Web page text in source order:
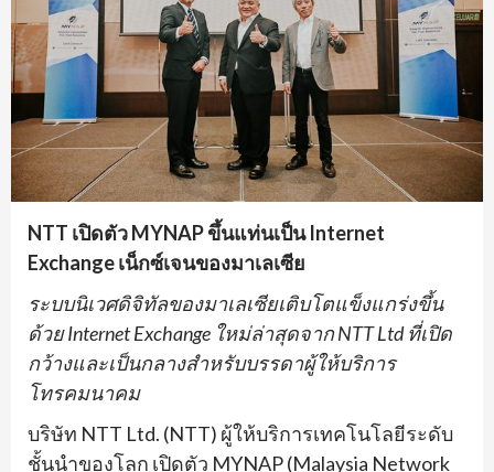
NTT เปิดตัว MYNAP ขึ้นแท่นเป็น Internet
Exchange เน็กซ์เจนของมาเลเซีย
ระบบนิเวศดิจิทัลของมาเลเซียเติบโตแข็งแกร่งขึ้น
ด้วยInternet Exchange ใหม่ล่าสุดจาก NTT Ltd ที่เปิด
กว้างและเป็นกลางสำหรับบรรดาผู้ให้บริการ
โทรคมนาคม
บริษัท NTT Ltd. (NTT) ผู้ให้บริการเทคโนโลยีระดับ
ชั้นนำของโลก เปิดตัว MYNAP (Malaysia Network